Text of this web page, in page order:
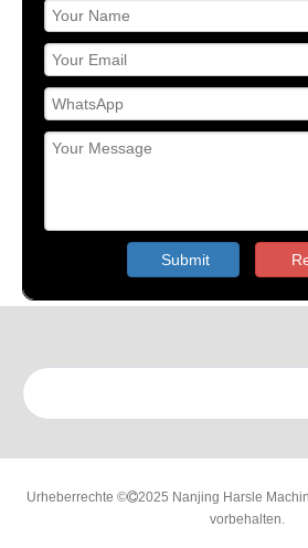
Submit
Urheberrechte ©2025 Nanjing Harsle
vorbehalten.